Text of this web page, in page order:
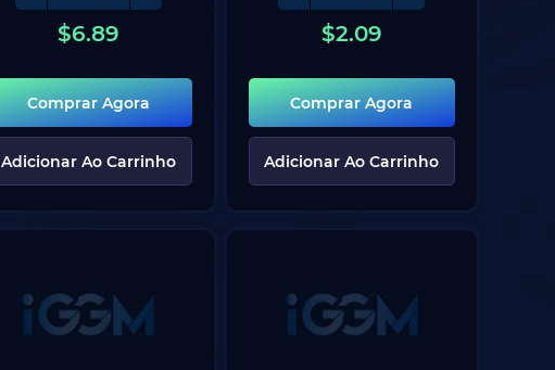
$6.89
Comprar Agora
Adicionar Ao Carrinho
$2.09
Comprar Agora
Adicionar Ao Carrinho